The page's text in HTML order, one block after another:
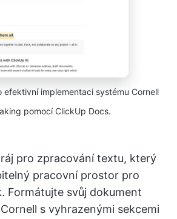
efektivní implementaci systému Cornell
pomocí ClickUp Docs.
pro zpracování textu, který
pracovní prostor pro
Formátujte svůj dokument
s vyhrazenými sekcemi